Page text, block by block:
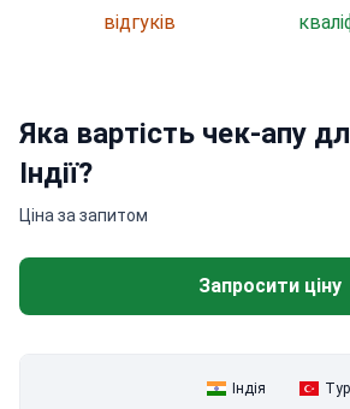
відгуків
Яка вартість чек-апу
Індії?
Ціна за запитом
Запросити ціну
Індія